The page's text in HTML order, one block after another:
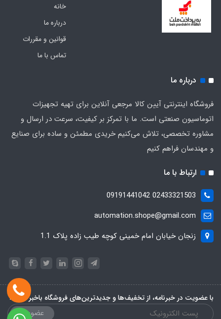
خانه
درباره ما
قوانین و مقررات
تماس با ما
درباره ما
فروشگاه اینترنتی آیین کالا مرجعی آنلاین برای تهیه تجهیزات
اتوماسیون صنعتی است. ما با تمرکز بر کیفیت، سرعت در ارسال و
مشاوره تخصصی، تلاش می‌کنیم خریدی مطمئن و ساده برای صنایع
و مهندسان فراهم کنیم
ارتباط با ما
02433321503 09191441042
automation.shope@gmail.com
زنجان خیابان امام خمینی کوچه طیب زاده پلاک 1.1
با عضویت در خبرنامه، از تخفیف‌ها و جدیدترین‌های فروشگاه باخبر شوید:
عضویت